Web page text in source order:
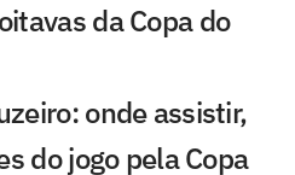
da Copa do
onde assistir,
do jogo pela Copa